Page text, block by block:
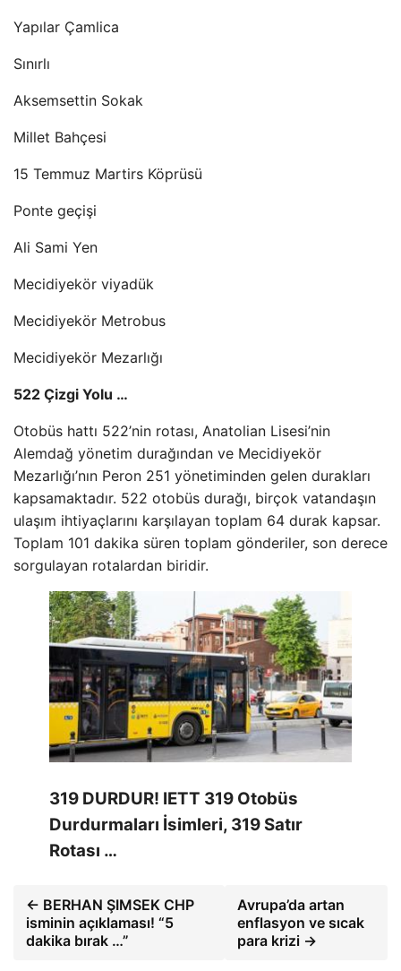
Yapılar Çamlica
Sınırlı
Aksemsettin Sokak
Millet Bahçesi
15 Temmuz Martirs Köprüsü
Ponte geçişi
Ali Sami Yen
Mecidiyekör viyadük
Mecidiyekör Metrobus
Mecidiyekör Mezarlığı
522 Çizgi Yolu …
Otobüs hattı 522’nin rotası, Anatolian Lisesi’nin
Alemdağ yönetim durağından ve Mecidiyekör
Mezarlığı’nın Peron 251 yönetiminden gelen durakları
kapsamaktadır. 522 otobüs durağı, birçok vatandaşın
ulaşım ihtiyaçlarını karşılayan toplam 64 durak kapsar.
Toplam 101 dakika süren toplam gönderiler, son derece
sorgulayan rotalardan biridir.
319 DURDUR! IETT 319 Otobüs
Durdurmaları İsimleri, 319 Satır
Rotası …
← BERHAN ŞIMSEK CHP
isminin açıklaması! “5
dakika bırak …”
Avrupa’da artan
enflasyon ve sıcak
para krizi →